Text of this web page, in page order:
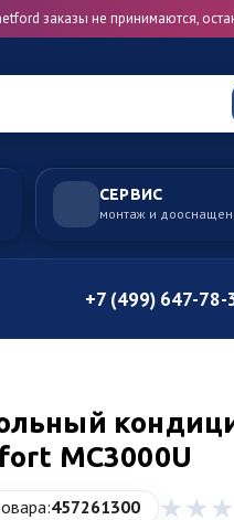
заказы не принимаются,
СЕРВИС
монтаж и
+7 (499) 647-78-
MC3000U
457261300